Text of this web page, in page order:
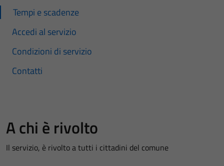
Tempi e scadenze
Accedi al servizio
Condizioni di servizio
Contatti
A chi è rivolto
Il servizio, è rivolto a tutti i cittadini del comune